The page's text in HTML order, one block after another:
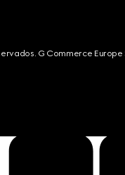
G Commerce